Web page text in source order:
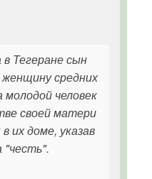
в Тегеране сын
средних
человек
своей матери
их доме, указав
"честь".